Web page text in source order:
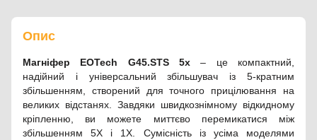
Опис
Магніфер EOTech G45.STS 5х– це компактний,
надійний і універсальний збільшувач із 5-кратним
збільшенням, створений для точного прицілювання на
великих відстанях. Завдяки швидкознімному відкидному
кріпленню, ви можете миттєво перемикатися між
збільшенням 5X і 1X. Сумісність із усіма моделями